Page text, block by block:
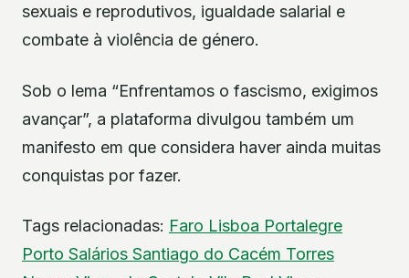
sexuais e reprodutivos, igualdade salarial e
combate à violência de género.
Sob o lema “Enfrentamos o fascismo, exigimos
avançar”, a plataforma divulgou também um
manifesto em que considera haver ainda muitas
conquistas por fazer.
Tags relacionadas: Faro Lisboa Portalegre
Porto Salários Santiago do Cacém Torres